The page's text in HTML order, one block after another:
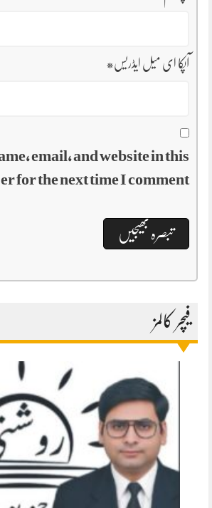
آپکا ای میل ایڈریس*
email, and website in this
for the next time I comment.
فیچر کالمز